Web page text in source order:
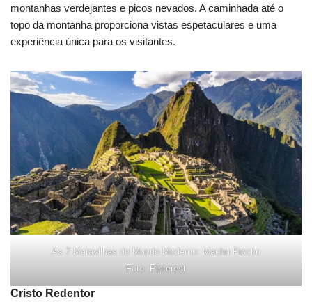
montanhas verdejantes e picos nevados. A caminhada até o
topo da montanha proporciona vistas espetaculares e uma
experiência única para os visitantes.
As 7 Maravilhas do Mundo Moderno: Machu Picchu
Foto: Pinterest
Cristo Redentor